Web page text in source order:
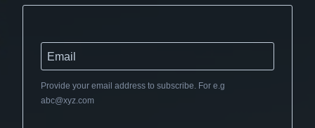
Provide your email address to subscribe. For e.g
abc@xyz.com